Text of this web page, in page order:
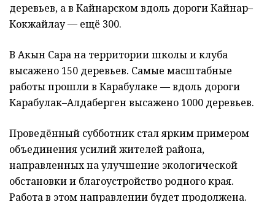
деревьев, а в Кайнарском вдоль дороги Кайнар–
Кокжайлау — ещё 300.
В Акын Сара на территории школы и клуба
высажено 150 деревьев. Самые масштабные
работы прошли в Карабулаке — вдоль дороги
Карабулак–Алдаберген высажено 1000 деревьев.
Проведённый субботник стал ярким примером
объединения усилий жителей района,
направленных на улучшение экологической
обстановки и благоустройство родного края.
Работа в этом направлении будет продолжена.